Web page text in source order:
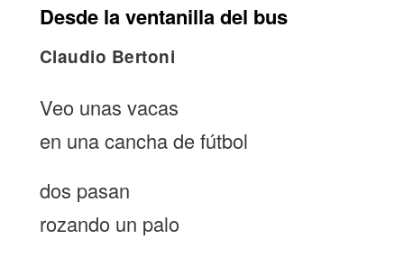
Desde la ventanilla del bus
Claudio Bertoni
Veo unas vacas
en una cancha de fútbol
dos pasan
rozando un palo